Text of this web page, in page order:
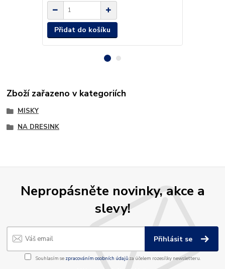
Přidat do košíku
Zboží zařazeno v kategoriích
MISKY
NA DRESINK
Nepropásněte novinky, akce a
slevy!
Přihlásit se
Souhlasím se zpracováním osobních údajůza účelem rozesílky newsletteru.